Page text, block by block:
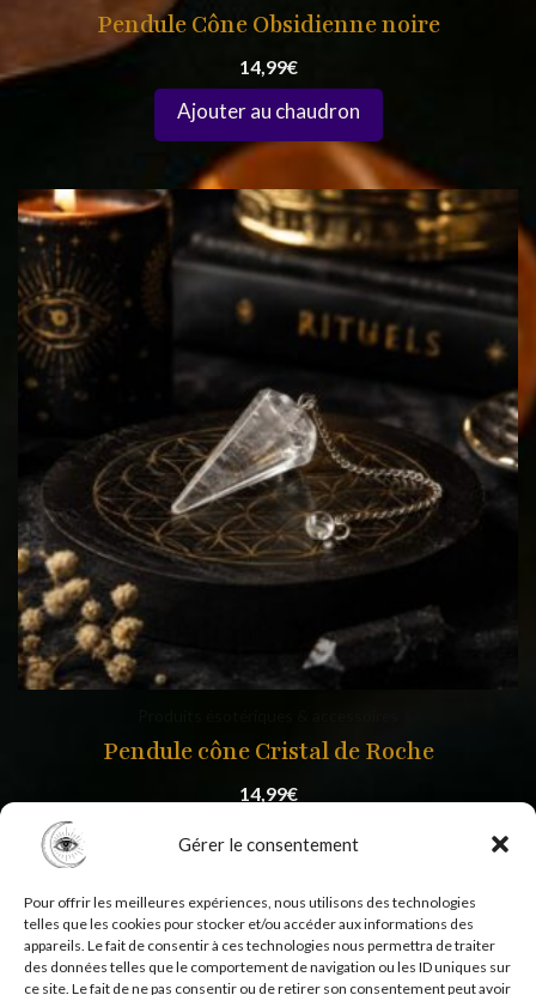
Gérer le consentement
Pour offrir les meilleures expériences, nous utilisons des technologies
telles que les cookies pour stocker et/ou accéder aux informations des
appareils. Le fait de consentir à ces technologies nous permettra de traiter
des données telles que le comportement de navigation ou les ID uniques sur
ce site. Le fait de ne pas consentir ou de retirer son consentement peut avoir
Pendule Cône Obsidienne noire
14,99€
Pendule cône Cristal de Roche
14,99€